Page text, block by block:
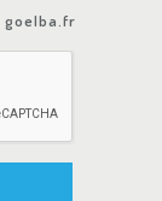
goelba.fr